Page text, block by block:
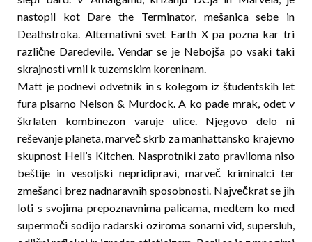
nastopil kot Dare the Terminator, mešanica sebe in
Deathstroka. Alternativni svet Earth X pa pozna kar tri
različne Daredevile. Vendar se je Nebojša po vsaki taki
skrajnosti vrnil k tuzemskim koreninam.
Matt je podnevi odvetnik in s kolegom iz študentskih let
fura pisarno Nelson & Murdock. A ko pade mrak, odet v
škrlaten kombinezon varuje ulice. Njegovo delo ni
reševanje planeta, marveč skrb za manhattansko krajevno
skupnost Hell’s Kitchen. Nasprotniki zato praviloma niso
beštije in vesoljski nepridipravi, marveč kriminalci ter
zmešanci brez nadnaravnih sposobnosti. Največkrat se jih
loti s svojima prepoznavnima palicama, medtem ko med
supermoči sodijo radarski oziroma sonarni vid, supersluh,